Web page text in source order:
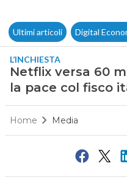
Ultimi articoli Digital
L’INCHIESTA
Netflix versa 60
la pace col fisco
Home Media